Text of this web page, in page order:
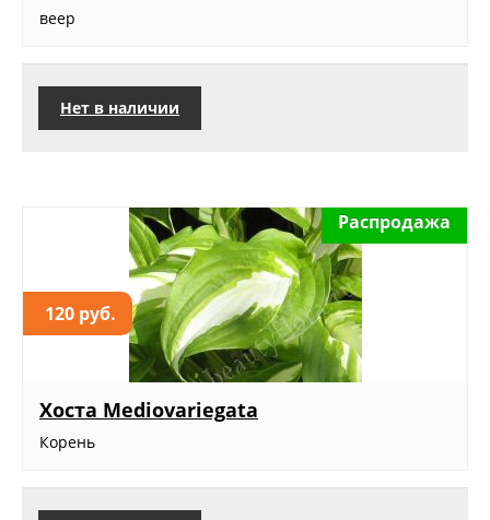
веер
Нет в наличии
120 руб.
Распродажа
Хоста Mediovariegata
Корень